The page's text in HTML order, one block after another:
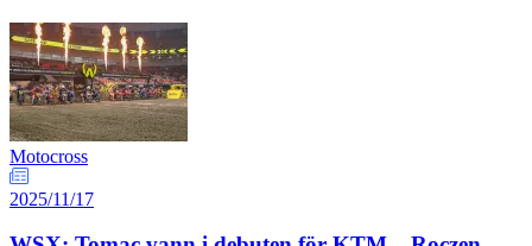
Motocross
2025/11/17